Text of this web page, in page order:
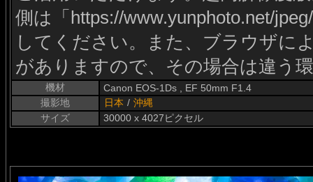
側は「https://www.yunphoto.net/
してください。また、ブラウザに
がありますので、その場合は違う
機材
Canon EOS-1Ds , EF 50mm F1.4
撮影地
日本 / 沖縄
サイズ
30000 x 4027ピクセル